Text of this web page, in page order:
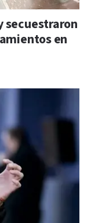
secuestraron
en